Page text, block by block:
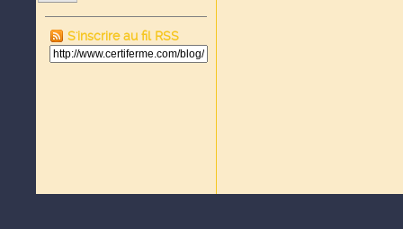
S'inscrire au fil RSS